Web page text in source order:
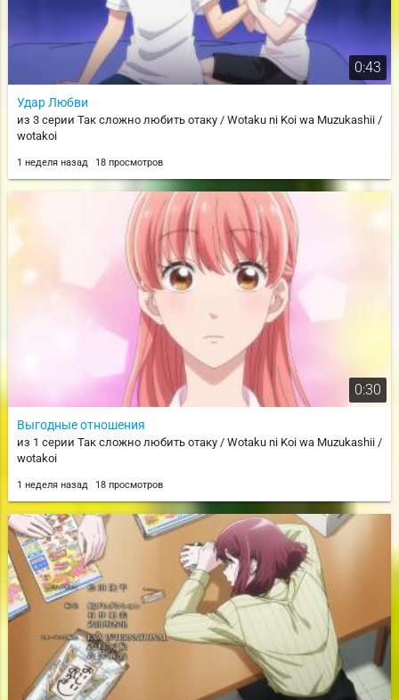
0:43
Удар Любви
из 3 серии Так сложно любить отаку / Wotaku ni Koi wa Muzukashii /
wotakoi
1 неделя назад 18 просмотров
0:30
Выгодные отношения
из 1 серии Так сложно любить отаку / Wotaku ni Koi wa Muzukashii /
wotakoi
1 неделя назад 18 просмотров